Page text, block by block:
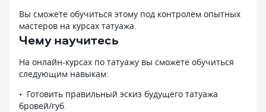
Вы сможете обучиться этому под контролем опытных
мастеров на курсах татуажа.
Чему научитесь
На онлайн-курсах по татуажу вы сможете обучиться
следующим навыкам:
Готовить правильный эскиз будущего татуажа
бровей/губ.